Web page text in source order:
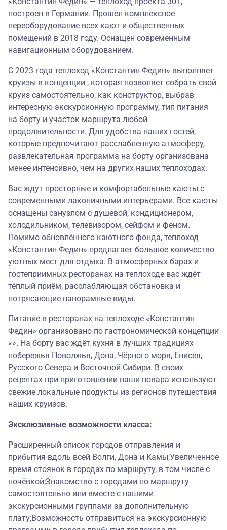
построен в Германии. Прошел комплексное
переоборудование всех кают и общественных
помещений в 2018 году. Оснащен современным
навигационным оборудованием.
С 2023 года теплоход «Константин Федин» выполняет
круизы в концепции , которая позволяет собрать свой
круиз самостоятельно, как конструктор, выбрав
интересную экскурсионную программу, тип питания
на борту и участок маршрута любой
продолжительности. Для удобства наших гостей,
которые предпочитают расслабленную атмосферу,
развлекательная программа на борту организована
менее интенсивно, чем на других наших теплоходах.
Вас ждут просторные и комфортабельные каюты с
современными лаконичными интерьерами. Все каюты
оснащены санузлом с душевой, кондиционером,
холодильником, телевизором, сейфом и феном.
Помимо обновлённого каютного фонда, теплоход
«Константин Федин» предлагает большое количество
уютных мест для отдыха. В атмосферных барах и
гостеприимных ресторанах на теплоходе вас ждёт
тёплый приём, расслабляющая обстановка и
потрясающие панорамные виды.
Питание в ресторанах на теплоходе «Константин
Федин» организовано по гастрономической концепции
«». На борту вас ждёт кухня в лучших традициях
побережья Поволжья, Дона, Чёрного моря, Енисея,
Русского Севера и Восточной Сибири. В своих
рецептах при приготовлении наши повара используют
свежие локальные продукты из регионов путешествия
наших круизов.
Эксклюзивные возможности класса:
Расширенный список городов отправления и
прибытия вдоль всей Волги, Дона и Камы;Увеличенное
время стоянок в городах по маршруту, в том числе с
ночёвкой;Знакомство с городами по маршруту
самостоятельно или вместе с нашими
экскурсионными группами за дополнительную
плату;Возможность отправиться на экскурсионную